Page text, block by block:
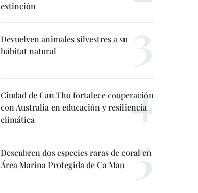
extinción
Devuelven animales silvestres a su
hábitat natural
Ciudad de Can Tho fortalece cooperación
con Australia en educación y resiliencia
climática
Descubren dos especies raras de coral en
Área Marina Protegida de Ca Mau